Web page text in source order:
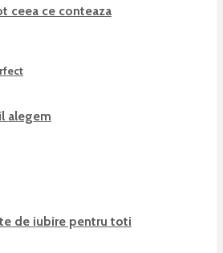
ceea ce conteaza
alegem
de iubire pentru toti